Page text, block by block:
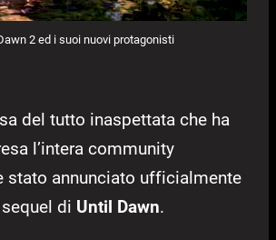
2 ed i suoi nuovi protagonisti
del tutto inaspettata che ha
l’intera community
stato annunciato ufficialmente
di Until Dawn.